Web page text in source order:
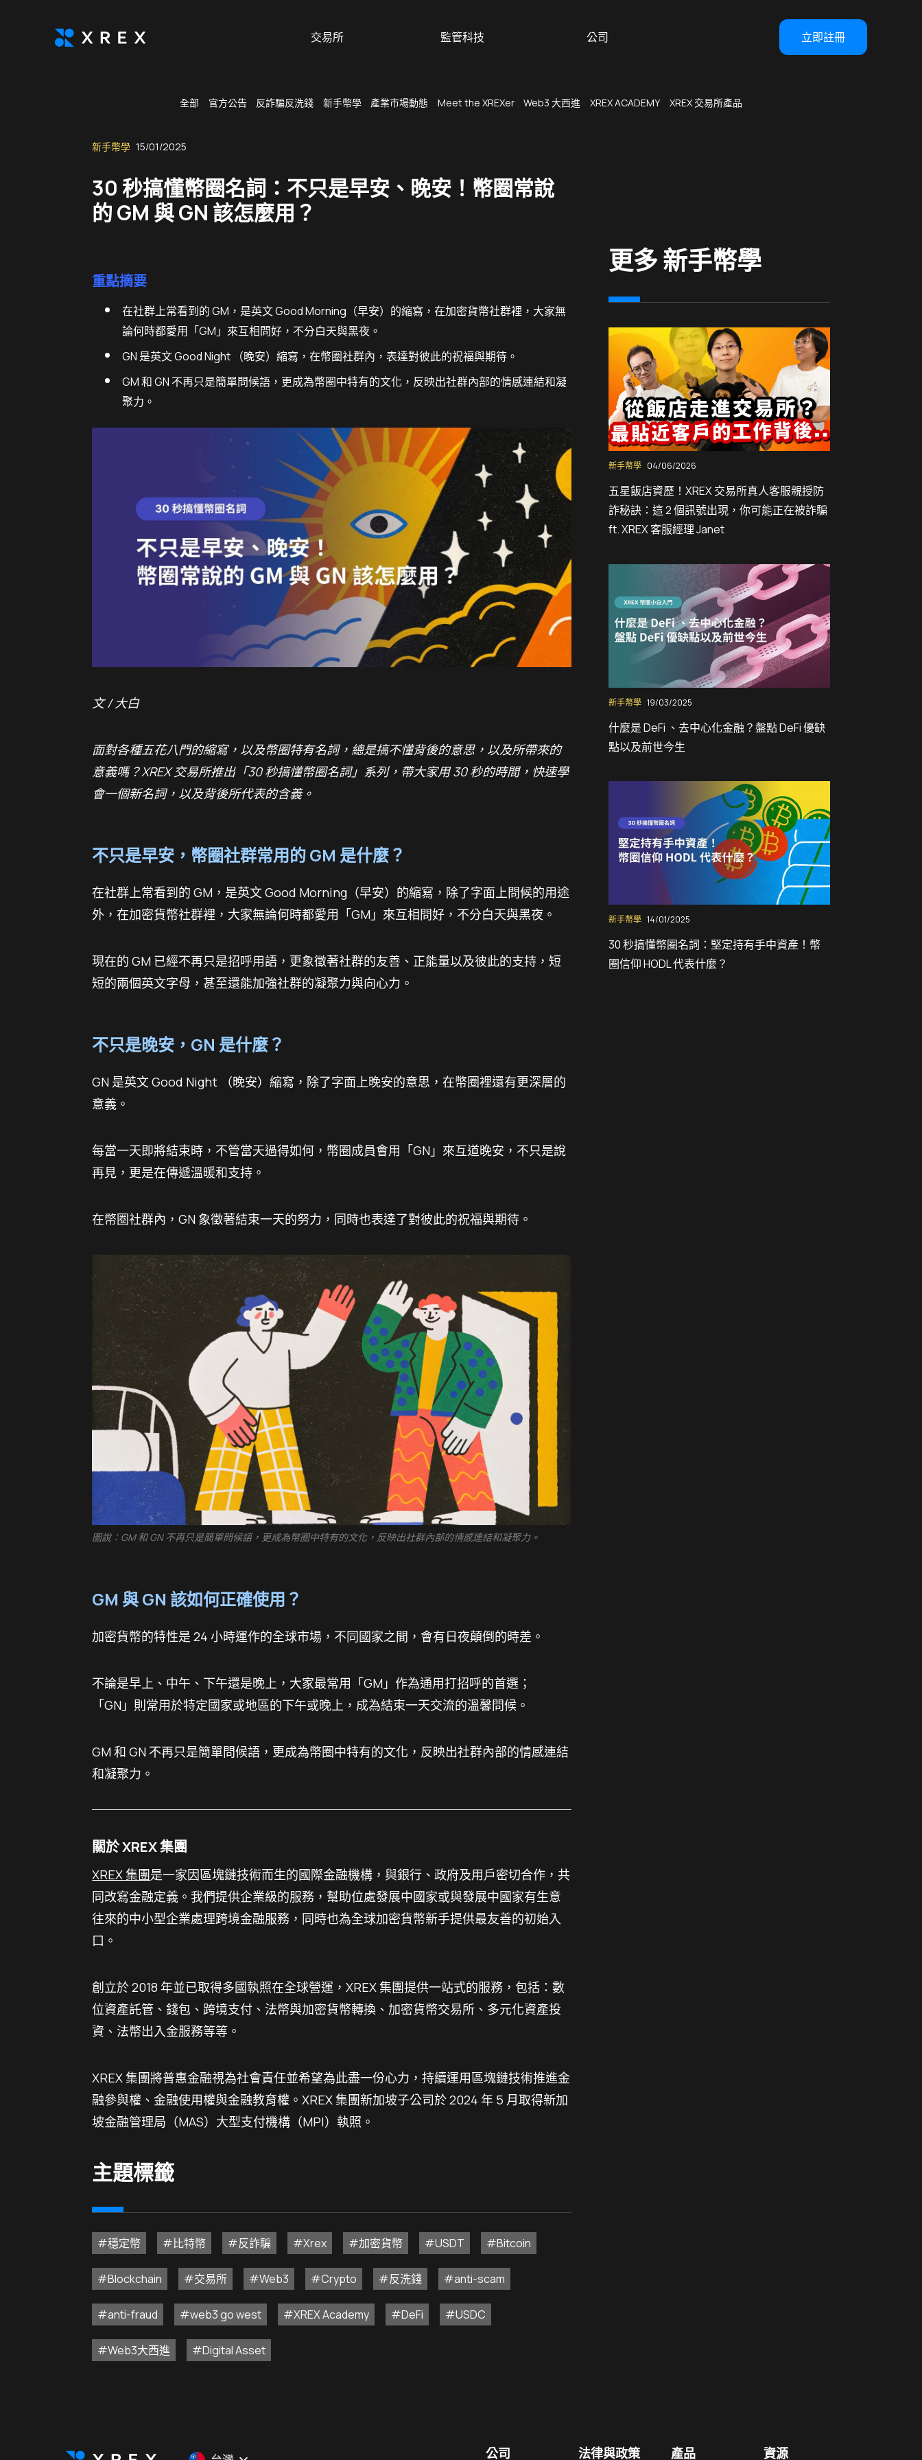
交易所 監管科技 公司 立即註冊
全部 官方公告 反詐騙反洗錢 新手幣學 產業市場動態 Meet the XREXer Web3 大西進 XREX ACADEMY XREX 交易所產品
新手幣學 15/01/2025
30 秒搞懂幣圈名詞：不只是早安、晚安！幣圈常說
的 GM 與 GN 該怎麼用？
重點摘要
在社群上常看到的 GM，是英文 Good Morning（早安）的縮寫，在加密貨幣社群裡，大家無
論何時都愛用「GM」來互相問好，不分白天與黑夜。
GN 是英文 Good Night （晚安）縮寫，在幣圈社群內，表達對彼此的祝福與期待。
GM 和 GN 不再只是簡單問候語，更成為幣圈中特有的文化，反映出社群內部的情感連結和凝
聚力。
文 / 大白
面對各種五花八門的縮寫，以及幣圈特有名詞，總是搞不懂背後的意思，以及所帶來的
意義嗎？XREX 交易所推出「30 秒搞懂幣圈名詞」系列，帶大家用 30 秒的時間，快速學
會一個新名詞，以及背後所代表的含義。
不只是早安，幣圈社群常用的 GM 是什麼？
在社群上常看到的 GM，是英文 Good Morning（早安）的縮寫，除了字面上問候的用途
外，在加密貨幣社群裡，大家無論何時都愛用「GM」來互相問好，不分白天與黑夜。
現在的 GM 已經不再只是招呼用語，更象徵著社群的友善、正能量以及彼此的支持，短
短的兩個英文字母，甚至還能加強社群的凝聚力與向心力。
不只是晚安，GN 是什麼？
GN 是英文 Good Night （晚安）縮寫，除了字面上晚安的意思，在幣圈裡還有更深層的
意義。
每當一天即將結束時，不管當天過得如何，幣圈成員會用「GN」來互道晚安，不只是說
再見，更是在傳遞溫暖和支持。
在幣圈社群內，GN 象徵著結束一天的努力，同時也表達了對彼此的祝福與期待。
圖說： GM 和 GN 不再只是簡單問候語，更成為幣圈中特有的文化，反映出社群內部的情感連結和凝聚力。
GM 與 GN 該如何正確使用？
加密貨幣的特性是 24 小時運作的全球市場，不同國家之間，會有日夜顛倒的時差。
不論是早上、中午、下午還是晚上，大家最常用「GM」作為通用打招呼的首選；
「GN」則常用於特定國家或地區的下午或晚上，成為結束一天交流的溫馨問候。
GM 和 GN 不再只是簡單問候語，更成為幣圈中特有的文化，反映出社群內部的情感連結
和凝聚力。
關於 XREX 集團
XREX 集團是一家因區塊鏈技術而生的國際金融機構，與銀行、政府及用戶密切合作，共
同改寫金融定義。我們提供企業級的服務，幫助位處發展中國家或與發展中國家有生意
往來的中小型企業處理跨境金融服務，同時也為全球加密貨幣新手提供最友善的初始入
口。
創立於 2018 年並已取得多國執照在全球營運，XREX 集團提供一站式的服務，包括：數
位資產託管、錢包、跨境支付、法幣與加密貨幣轉換、加密貨幣交易所、多元化資產投
資、法幣出入金服務等等。
XREX 集團將普惠金融視為社會責任並希望為此盡一份心力，持續運用區塊鏈技術推進金
融參與權、金融使用權與金融教育權。XREX 集團新加坡子公司於 2024 年 5 月取得新加
坡金融管理局（MAS）大型支付機構（MPI）執照。
主題標籤
#穩定幣 #比特幣 #反詐騙 #Xrex #加密貨幣 #USDT #Bitcoin
#Blockchain #交易所 #Web3 #Crypto #反洗錢 #anti-scam
#anti-fraud #web3 go west #XREX Academy #DeFi #USDC
#Web3大西進 #Digital Asset
更多 新手幣學
新手幣學 04/06/2026
五星飯店資歷！XREX 交易所真人客服親授防
詐秘訣：這 2 個訊號出現，你可能正在被詐騙
ft. XREX 客服經理 Janet
新手幣學 19/03/2025
什麼是 DeFi 、去中心化金融？盤點 DeFi 優缺
點以及前世今生
新手幣學 14/01/2025
30 秒搞懂幣圈名詞：堅定持有手中資產！幣
圈信仰 HODL 代表什麼？
公司 法律與政策 產品 資源